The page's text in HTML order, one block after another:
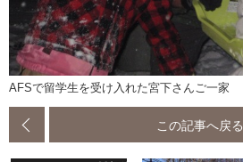
AFSで留学生を受け入れた宮下さんご一家
この記事へ戻る